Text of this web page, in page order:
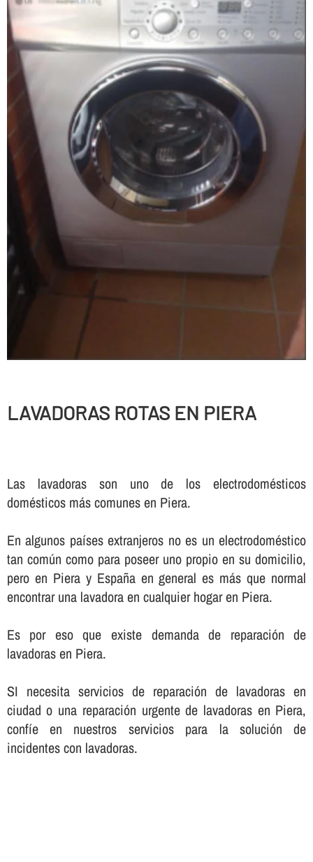
LAVADORAS ROTAS EN PIERA
Las lavadoras son uno de los electrodomésticos
domésticos más comunes en Piera.
En algunos paí­ses extranjeros no es un electrodoméstico
tan común como para poseer uno propio en su domicilio,
pero en Piera y España en general es más que normal
encontrar una lavadora en cualquier hogar en Piera.
Es por eso que existe demanda de reparación de
lavadoras en Piera.
SI necesita servicios de reparación de lavadoras en
ciudad o una reparación urgente de lavadoras en Piera,
confí­e en nuestros servicios para la solución de
incidentes con lavadoras.